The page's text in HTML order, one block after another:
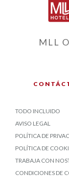
MLL
TODO INCLUIDO
AVISO LEGAL
POLÍTICA DE
POLÍTICA DE
TRABAJA CON
CONDICIONES DE